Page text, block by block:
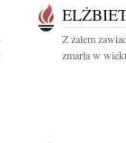
Z żalem
zmarła w